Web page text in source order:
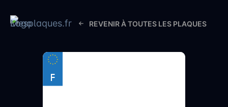
REVENIR À TOUTES LES PLAQUES
F